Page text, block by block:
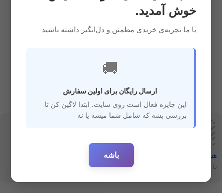
هفت‌روز‌ضمانت‌بازگشت
با خیال راحت خرید کنید
ارسال سریع
خوش آمدید.
با ما تجربه‌ی خریدی مطمئن و دل‌انگیز داشته باشید
🚚
ارسال رایگان برای اولین سفارش
این جایزه فعال است روی سایت. ابتدا لاگین کن تا
بررسی بشه که شامل شما میشه یا نه
باشه